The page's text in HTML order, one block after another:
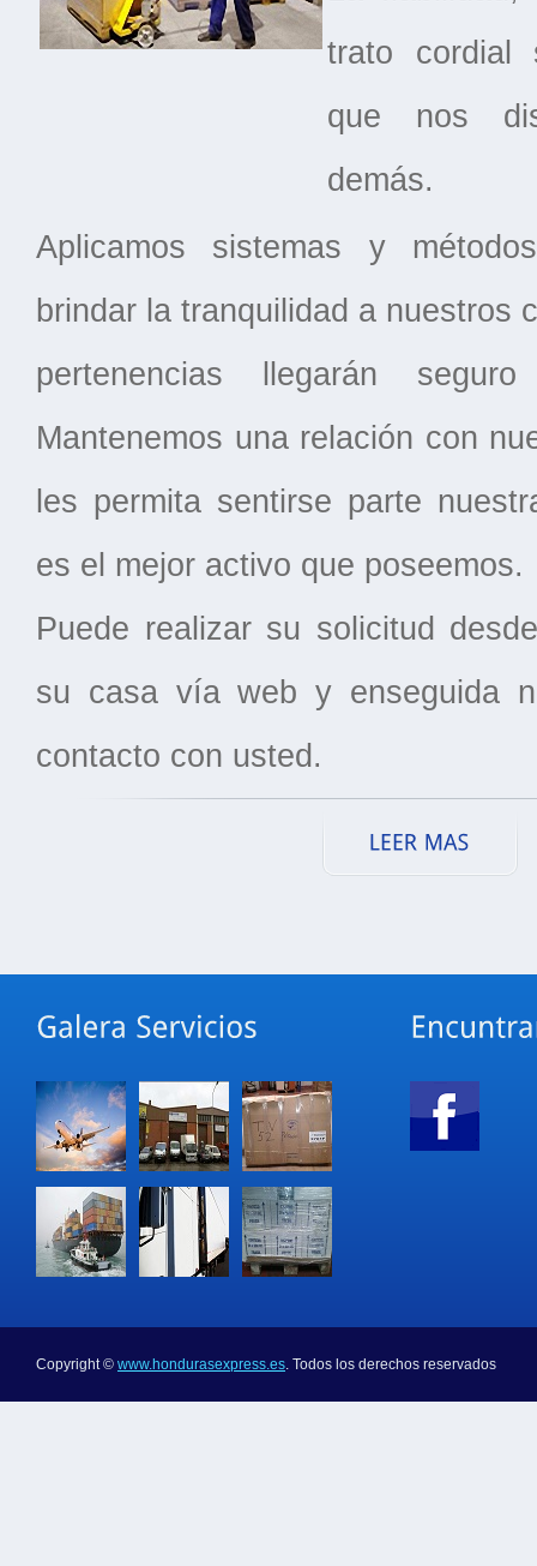
trato cordial
que nos
demás.
Aplicamos sistemas y
brindar la tranquilidad a nuestros
pertenencias llegarán
Mantenemos una relación con
les permita sentirse parte
es el mejor activo que poseemos.
Puede realizar su solicitud
su casa vía web y enseguida
contacto con usted.
Copyright © www.hondurasexpress.es. Todos los derechos reservados